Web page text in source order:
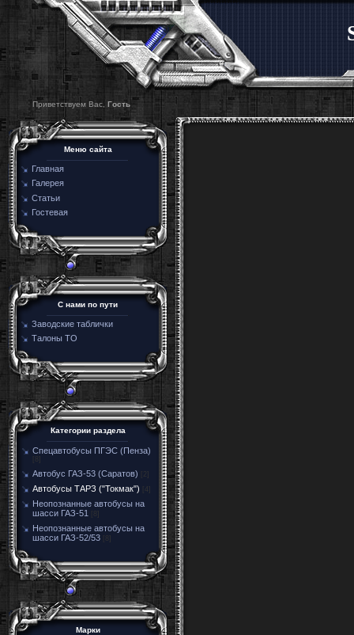
Приветствуем Вас, Гость
Меню сайта
Главная
Галерея
Статьи
Гостевая
C нами по пути
Заводские таблички
Талоны ТО
Категории раздела
Спецавтобусы ПГЭС (Пенза)
Автобус ГАЗ-53 (Саратов) [2]
Автобусы ТАРЗ ("Токмак")
Неопознанные автобусы на
шасси ГАЗ-51
Неопознанные автобусы на
шасси ГАЗ-52/53
Марки